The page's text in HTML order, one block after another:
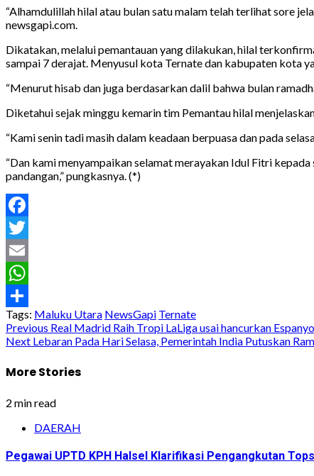
“Alhamdulillah hilal atau bulan satu malam telah terlihat sore
newsgapi.com.
Dikatakan, melalui pemantauan yang dilakukan, hilal
sampai 7 derajat. Menyusul kota Ternate dan kabupaten kota
“Menurut hisab dan juga berdasarkan dalil bahwa bulan
Diketahui sejak minggu kemarin tim Pemantau hilal
“Kami senin tadi masih dalam keadaan berpuasa dan pada
“Dan kami menyampaikan selamat merayakan Idul Fitri
pandangan,” pungkasnya. (*)
Facebook
Twitter
Email
WhatsApp
Share
Tags: Maluku Utara NewsGapi Ternate
Post
Previous Real Madrid Raih Tropi LaLiga usai hancurkan
Next Lebaran Pada Hari Selasa, Pemerintah India Putuskan
More Stories
2 min read
DAERAH
Pegawai UPTD KPH Halsel Klarifikasi Pengangkutan